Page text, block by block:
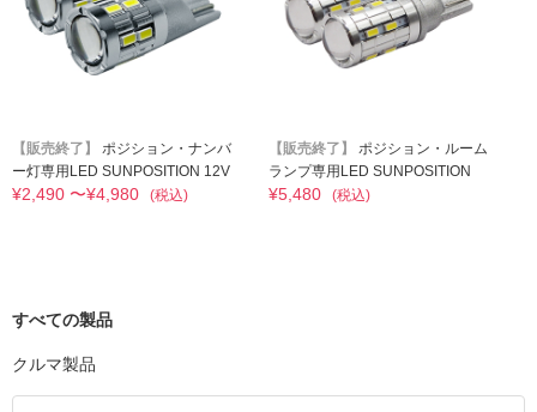
【販売終了】
ポジション・ナンバ
ー灯専用LED SUNPOSITION 12V
¥2,490 〜¥4,980 (税込)
【販売終了】
ポジション・ルーム
ランプ専用LED SUNPOSITION
24V
¥5,480 (税込)
すべての製品
クルマ製品